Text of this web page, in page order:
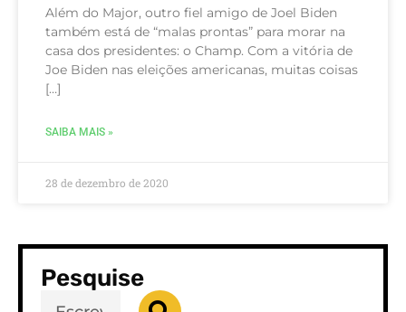
Além do Major, outro fiel amigo de Joel Biden
também está de “malas prontas” para morar na
casa dos presidentes: o Champ. Com a vitória de
Joe Biden nas eleições americanas, muitas coisas
[…]
SAIBA MAIS »
28 de dezembro de 2020
Pesquise